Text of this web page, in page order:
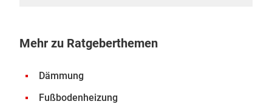
Mehr zu Ratgeberthemen
Dämmung
Fußbodenheizung